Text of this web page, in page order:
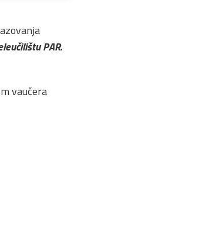
PAR.
vaučera